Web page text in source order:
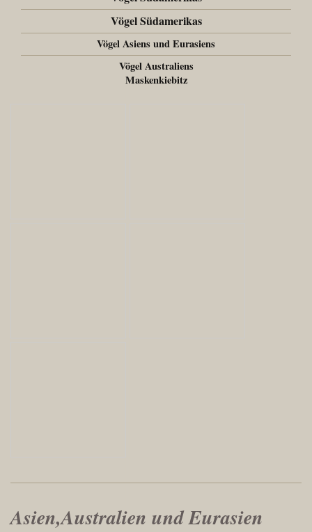
Vögel Südamerikas
Vögel Asiens und Eurasiens
Vögel Australiens
Maskenkiebitz
Asien,Australien und Eurasien